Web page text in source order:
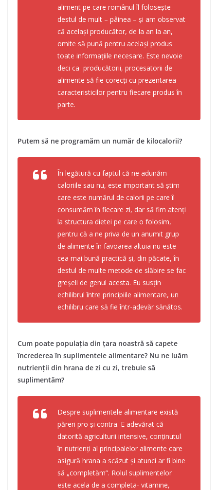
aliment pe care românul îl folosește
destul de mult – pâinea – și am observat
că același producător, de la an la an,
omite să pună pentru același produs
toate informațiile necesare. Este nevoie
deci ca producătorii, procesatorii de
alimente să fie corecți cu prezentarea
caracteristicilor pentru fiecare produs în
parte.
Putem să ne programăm un număr de kilocalorii?
În legătură cu faptul că ne adunăm
caloriile sau nu, este important să știm
care este numărul de calorii pe care îl
consumăm în fiecare zi, dar să fim atenți
la structura dietei pe care o folosim,
pentru că a ne priva de un anumit grup
de alimente în favoarea altuia nu este
cea mai bună practică și, din păcate, în
destul de multe metode de slăbire se fac
greșeli de genul acesta. Eu susțin
echilibrul între principiile alimentare, un
echilibru care să fie într-adevăr sănătos.
Cum poate populația din țara noastră să capete
încrederea în suplimentele alimentare? Nu ne luăm
nutrienții din hrana de zi cu zi, trebuie să
suplimentăm?
Despre suplimentele alimentare există
păreri pro și contra. E adevărat că
datorită agriculturii intensive, conținutul
în nutrienți al principalelor alimente care
asigură hrana a scăzut și atunci ar fi bine
să „completăm”. Rolul suplimentelor
este acela de a completa- vitamine,